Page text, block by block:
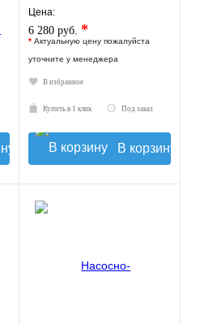
Цена:
6 280 руб. *
* Актуальную цену пожалуйста
уточните у менеджера
В избранное
Купить в 1 клик Под заказ
В корзину